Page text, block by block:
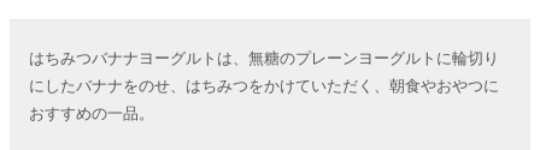
はちみつバナナヨーグルトは、無糖のプレーンヨーグルトに輪切り
にしたバナナをのせ、はちみつをかけていただく、朝食やおやつに
おすすめの一品。